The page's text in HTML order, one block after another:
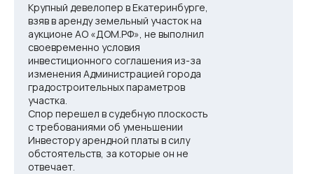
Крупный девелопер в Екатеринбурге,
взяв в аренду земельный участок на
аукционе АО «ДОМ.РФ», не выполнил
своевременно условия
инвестиционного соглашения из-за
изменения Администрацией города
градостроительных параметров
участка.
Спор перешел в судебную плоскость
с требованиями об уменьшении
Инвестору арендной платы в силу
обстоятельств, за которые он не
отвечает.